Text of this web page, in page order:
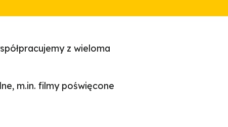
z wieloma
m.in. filmy poświęcone